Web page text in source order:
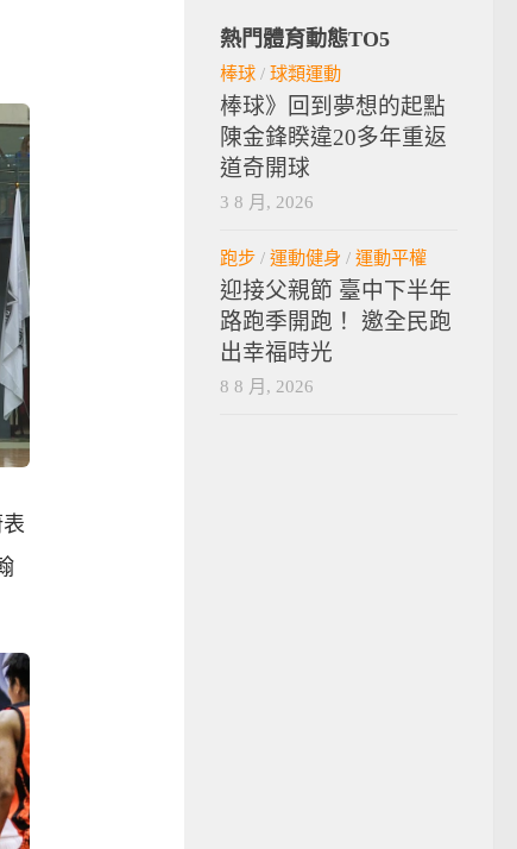
熱門體育動態TO5
棒球 / 球類運動
棒球》回到夢想的起點
陳金鋒睽違20多年重返
道奇開球
3 8 月, 2026
跑步 / 運動健身 / 運動平權
迎接父親節 臺中下半年
路跑季開跑！ 邀全民跑
出幸福時光
8 8 月, 2026